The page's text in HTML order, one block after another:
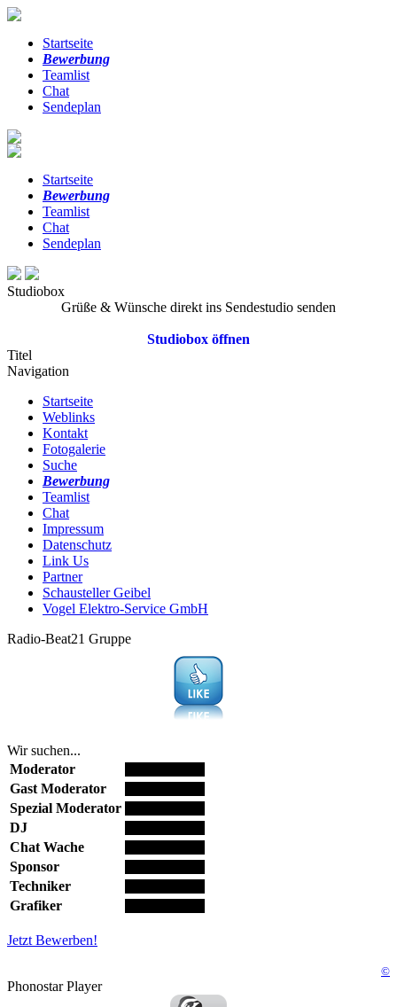
Startseite
Bewerbung
Teamlist
Chat
Sendeplan
Startseite
Bewerbung
Teamlist
Chat
Sendeplan
Studiobox
Grüße & Wünsche direkt ins Sendestudio senden
Studiobox öffnen
Titel
Navigation
Startseite
Weblinks
Kontakt
Fotogalerie
Suche
Bewerbung
Teamlist
Chat
Impressum
Datenschutz
Link Us
Partner
Schausteller Geibel
Vogel Elektro-Service GmbH
Radio-Beat21 Gruppe
Wir suchen...
Moderator
Gast Moderator
Spezial Moderator
DJ
Chat Wache
Sponsor
Techniker
Grafiker
Jetzt Bewerben!
©
Phonostar Player